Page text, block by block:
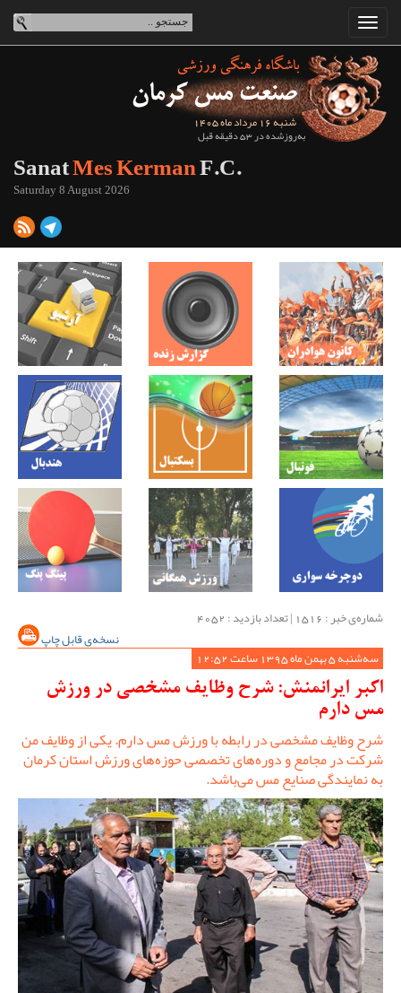
شنبه 16 مرداد ماه 1405
به‌روزشده در 53 دقیقه قبل
SanatMes KermanF.C.
Saturday 8 August 2026
شماره‌ی خبر : ‌1516 | تعداد بازدید : 4052
نسخه‌ی قابل چاپ
سه‌شنبه 5 بهمن ماه 1395 ساعت 12:52
اکبر ایرانمنش: شرح وظایف مشخصی در ورزش
مس دارم
شرح وظایف مشخصی در رابطه با ورزش مس دارم. یکی از وظایف من
شرکت در مجامع و دوره‌های تخصصی حوزه‌های ورزش استان کرمان
به نمایندگی صنایع مس می‌باشد.